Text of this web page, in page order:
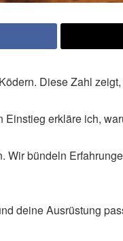
Diese Zahl
Einstieg erkläre ich,
bündeln
deine Ausrüstung